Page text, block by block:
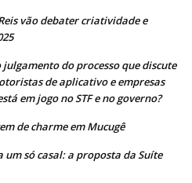
vão debater criatividade e
julgamento do processo que discute
de aplicativo e empresas
em jogo no STF e no governo?
de charme em Mucugê
só casal: a proposta da Suíte